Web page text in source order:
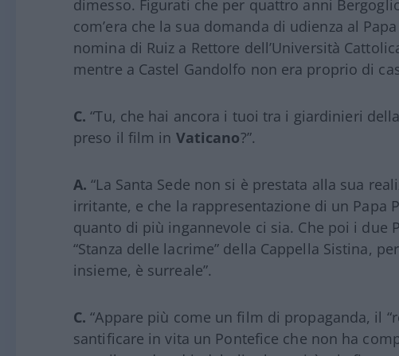
dimesso. Figurati che per quattro anni
com’era che la sua domanda di udienza al
nomina di Ruiz a Rettore dell’Università
mentre a Castel Gandolfo non era proprio di
C. “Tu, che hai ancora i tuoi tra i giardinieri
preso il film in Vaticano?”.
A. “La Santa Sede non si è prestata alla sua
irritante, e che la rappresentazione di un Papa
quanto di più ingannevole ci sia. Che poi i due
“Stanza delle lacrime” della Cappella Sistina,
insieme, è surreale”.
C. “Appare più come un film di propaganda, il
santificare in vita un Pontefice che non ha